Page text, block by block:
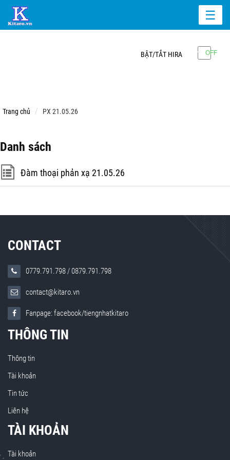
☰
BẬT/TẮT HIRA
Trang chủ PX 21.05.26
Danh sách
Đàm thoại phản xạ 21.05.26
CONTACT
0779.791.798/0879.791.798
contact@kitaro.vn
Fanpage: facebook/tiengnhatkitaro
THÔNG TIN
Thông tin
Tài khoản
Tin tức
Liên hệ
TÀI KHOẢN
Tài khoản